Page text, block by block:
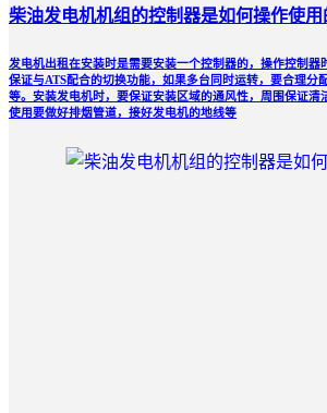
柴油发电机机组的控制器是如何操作使用
发电机出租在安装时是需要安装一个控制器的，操作控制器
保证与ATS配合的切换功能，如果多台同时运转，要合理分
等。安装发电机时，要保证安装区域的通风性，周围保证清
使用要做好排烟管道，接好发电机的地线等